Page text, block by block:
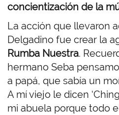
concientización de la
La acción que llevaron
Delgadino fue crear la
Rumba Nuestra.
hermano Seba
a papá, que sabía un
A mí viejo le dicen
mi abuela porque todo